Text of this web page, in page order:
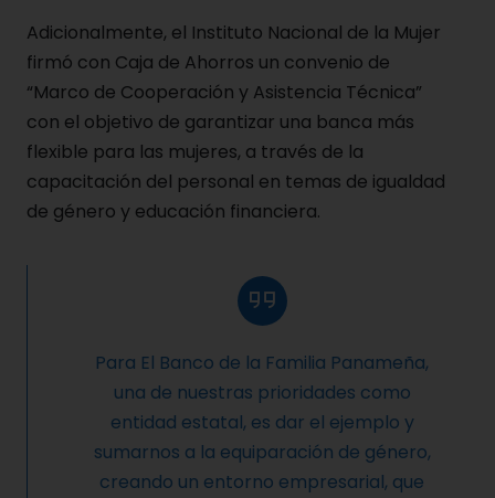
Adicionalmente, el Instituto Nacional de la Mujer
firmó con Caja de Ahorros un convenio de
“Marco de Cooperación y Asistencia Técnica”
con el objetivo de garantizar una banca más
flexible para las mujeres, a través de la
capacitación del personal en temas de igualdad
de género y educación financiera.
Para El Banco de la Familia Panameña,
una de nuestras prioridades como
entidad estatal, es dar el ejemplo y
sumarnos a la equiparación de género,
creando un entorno empresarial, que